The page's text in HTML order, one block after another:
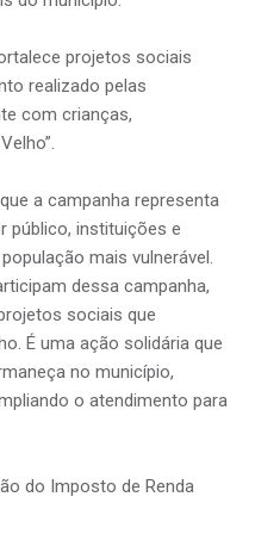
projetos sociais
realizado pelas
com crianças,
a campanha representa
público, instituições e
mais vulnerável.
dessa campanha,
sociais que
É uma ação solidária que
no município,
o atendimento para
do Imposto de Renda